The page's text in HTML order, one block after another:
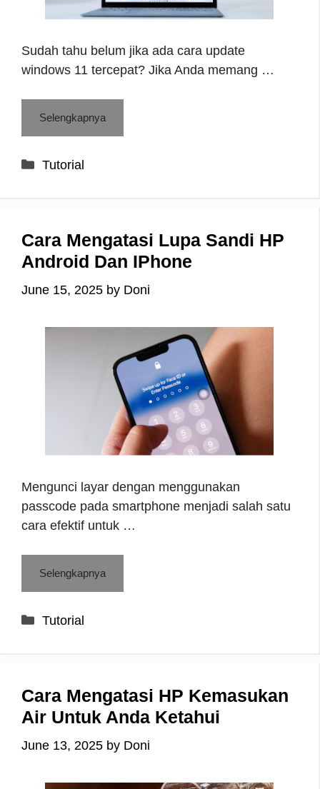
Sudah tahu belum jika ada cara update
windows 11 tercepat? Jika Anda memang …
Selengkapnya
Categories
Tutorial
Cara Mengatasi Lupa Sandi HP
Android Dan IPhone
June 15, 2025 by Doni
Mengunci layar dengan menggunakan
passcode pada smartphone menjadi salah satu
cara efektif untuk …
Selengkapnya
Categories
Tutorial
Cara Mengatasi HP Kemasukan
Air Untuk Anda Ketahui
June 13, 2025 by Doni